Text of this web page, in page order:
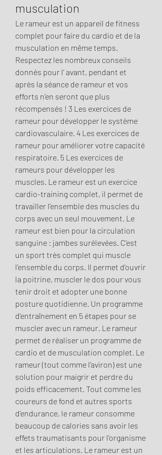
musculation
Le rameur est un appareil de fitness
complet pour faire du cardio et de la
musculation en même temps.
Respectez les nombreux conseils
donnés pour l’ avant, pendant et
après la séance de rameur et vos
efforts n’en seront que plus
récompensés ! 3 Les exercices de
rameur pour développer le système
cardiovasculaire. 4 Les exercices de
rameur pour améliorer votre capacité
respiratoire. 5 Les exercices de
rameurs pour développer les
muscles. Le rameur est un exercice
cardio-training complet, il permet de
travailler l’ensemble des muscles du
corps avec un seul mouvement. Le
rameur est bien pour la circulation
sanguine : jambes surélevées. C’est
un sport très complet qui muscle
l’ensemble du corps. Il permet d’ouvrir
la poitrine, muscler le dos pour vous
tenir droit et adopter une bonne
posture quotidienne. Un programme
d’entraînement en 5 étapes pour se
muscler avec un rameur. Le rameur
permet de réaliser un programme de
cardio et de musculation complet. Le
rameur (tout comme l’aviron) est une
solution pour maigrir et perdre du
poids efficacement. Tout comme les
coureurs de fond et autres sports
d’endurance, le rameur consomme
beaucoup de calories sans avoir les
effets traumatisants pour l’organisme
et les articulations. Le rameur est un